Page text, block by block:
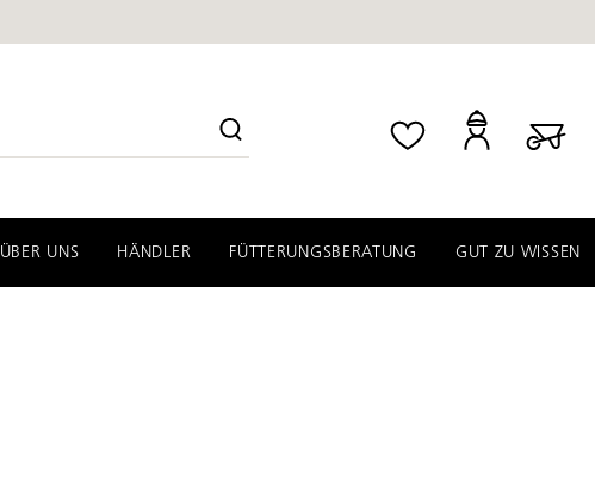
ÜBER UNS HÄNDLER FÜTTERUNGSBERATUNG GUT ZU WISSEN